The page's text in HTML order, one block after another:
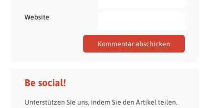
Website
Be social!
Unterstützen Sie uns, indem Sie den Artikel teilen.